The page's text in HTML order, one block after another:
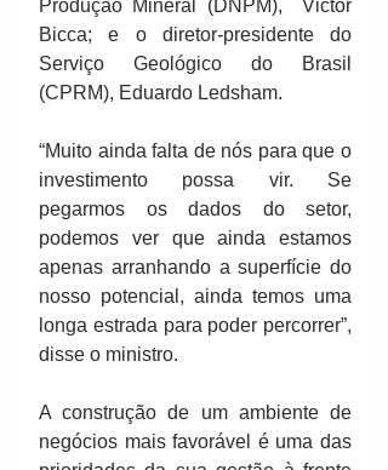
Produção Mineral (DNPM),  Victor
Bicca; e o diretor-presidente do
Serviço Geológico do Brasil
(CPRM), Eduardo Ledsham.
“Muito ainda falta de nós para que o
investimento possa vir. Se
pegarmos os dados do setor,
podemos ver que ainda estamos
apenas arranhando a superfície do
nosso potencial, ainda temos uma
longa estrada para poder percorrer”,
disse o ministro.
A construção de um ambiente de
negócios mais favorável é uma das